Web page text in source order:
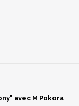
avec M Pokora